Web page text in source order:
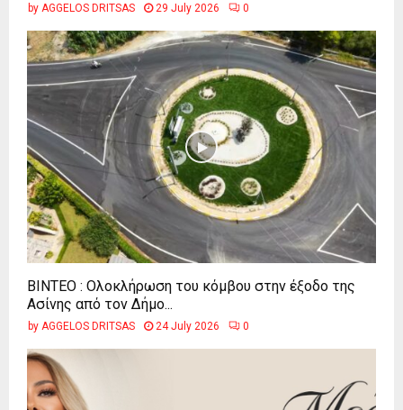
by AGGELOS DRITSAS 29 July 2026 0
ΒΙΝΤΕΟ : Ολοκλήρωση του κόμβου στην έξοδο της
Ασίνης από τον Δήμο...
by AGGELOS DRITSAS 24 July 2026 0